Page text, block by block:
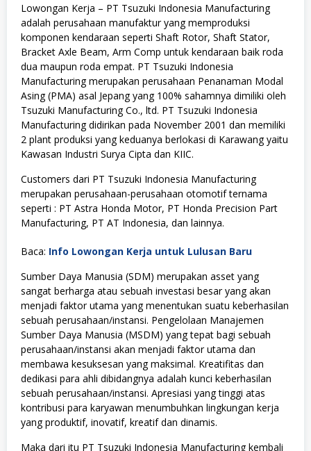
Lowongan Kerja – PT Tsuzuki Indonesia Manufacturing
adalah perusahaan manufaktur yang memproduksi
komponen kendaraan seperti Shaft Rotor, Shaft Stator,
Bracket Axle Beam, Arm Comp untuk kendaraan baik roda
dua maupun roda empat. PT Tsuzuki Indonesia
Manufacturing merupakan perusahaan Penanaman Modal
Asing (PMA) asal Jepang yang 100% sahamnya dimiliki oleh
Tsuzuki Manufacturing Co., ltd. PT Tsuzuki Indonesia
Manufacturing didirikan pada November 2001 dan memiliki
2 plant produksi yang keduanya berlokasi di Karawang yaitu
Kawasan Industri Surya Cipta dan KIIC.
Customers dari PT Tsuzuki Indonesia Manufacturing
merupakan perusahaan-perusahaan otomotif ternama
seperti : PT Astra Honda Motor, PT Honda Precision Part
Manufacturing, PT AT Indonesia, dan lainnya.
Baca: Info Lowongan Kerja untuk Lulusan Baru
Sumber Daya Manusia (SDM) merupakan asset yang
sangat berharga atau sebuah investasi besar yang akan
menjadi faktor utama yang menentukan suatu keberhasilan
sebuah perusahaan/instansi. Pengelolaan Manajemen
Sumber Daya Manusia (MSDM) yang tepat bagi sebuah
perusahaan/instansi akan menjadi faktor utama dan
membawa kesuksesan yang maksimal. Kreatifitas dan
dedikasi para ahli dibidangnya adalah kunci keberhasilan
sebuah perusahaan/instansi. Apresiasi yang tinggi atas
kontribusi para karyawan menumbuhkan lingkungan kerja
yang produktif, inovatif, kreatif dan dinamis.
Maka dari itu PT Tsuzuki Indonesia Manufacturing kembali